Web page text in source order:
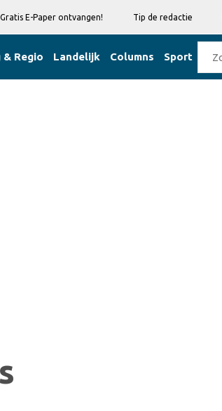
Gratis E-Paper ontvangen! Tip de redactie
& Regio Landelijk Columns Sport